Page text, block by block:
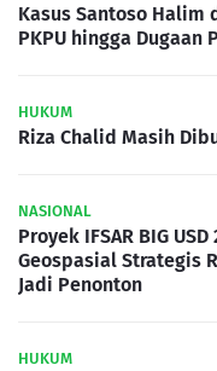
Kasus Santoso Halim
PKPU hingga Dugaan
HUKUM
Riza Chalid Masih
NASIONAL
Proyek IFSAR BIG
Geospasial Strategis
Jadi Penonton
HUKUM